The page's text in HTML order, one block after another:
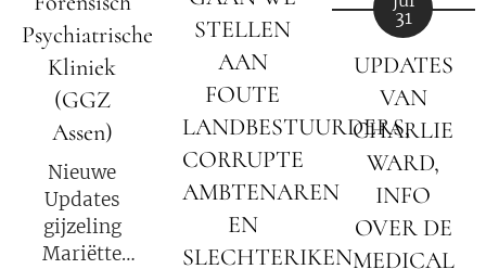
Psychiatrische
Kliniek
(GGZ
Assen)
Nieuwe
Updates
gijzeling
Mariëtte
STELLEN
AAN
FOUTE
LANDBESTUURDERS,
CORRUPTE
AMBTENAREN
EN
SLECHTERIKEN
31
UPDATES
VAN
CHARLIE
WARD,
INFO
OVER DE
MEDICAL